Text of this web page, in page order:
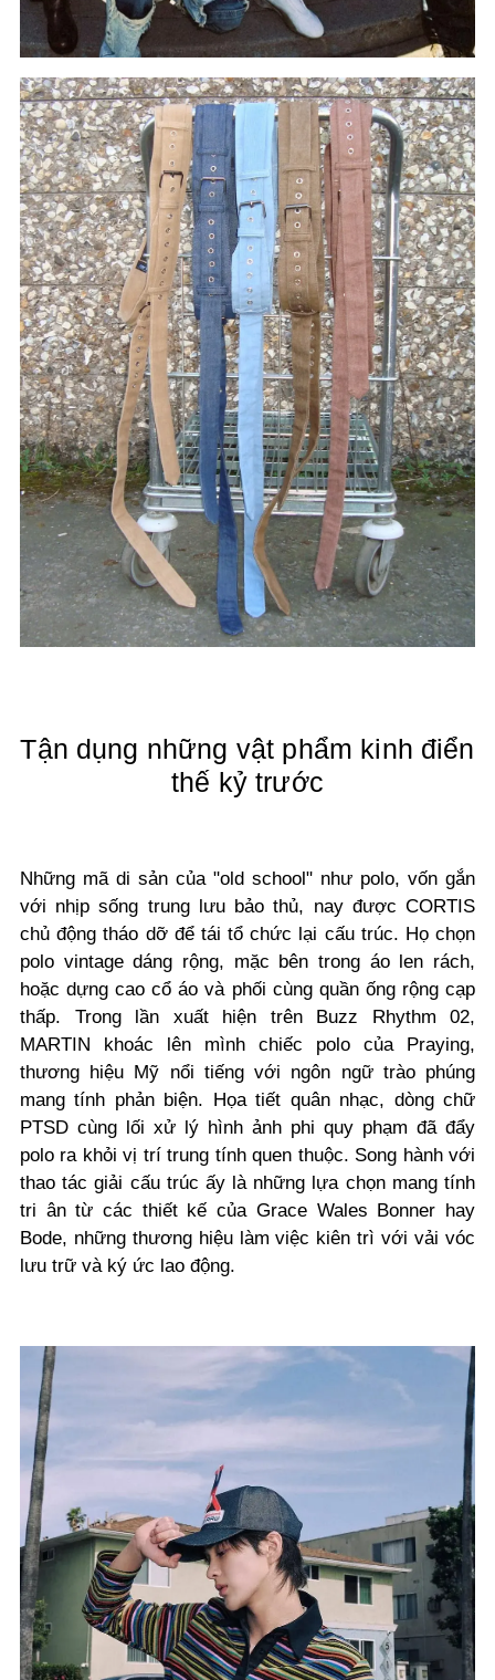
Tận dụng những vật phẩm kinh điển
thế kỷ trước
Những mã di sản của "old school" như polo, vốn gắn
với nhịp sống trung lưu bảo thủ, nay được CORTIS
chủ động tháo dỡ để tái tổ chức lại cấu trúc. Họ chọn
polo vintage dáng rộng, mặc bên trong áo len rách,
hoặc dựng cao cổ áo và phối cùng quần ống rộng cạp
thấp. Trong lần xuất hiện trên Buzz Rhythm 02,
MARTIN khoác lên mình chiếc polo của Praying,
thương hiệu Mỹ nổi tiếng với ngôn ngữ trào phúng
mang tính phản biện. Họa tiết quân nhạc, dòng chữ
PTSD cùng lối xử lý hình ảnh phi quy phạm đã đẩy
polo ra khỏi vị trí trung tính quen thuộc. Song hành với
thao tác giải cấu trúc ấy là những lựa chọn mang tính
tri ân từ các thiết kế của Grace Wales Bonner hay
Bode, những thương hiệu làm việc kiên trì với vải vóc
lưu trữ và ký ức lao động.